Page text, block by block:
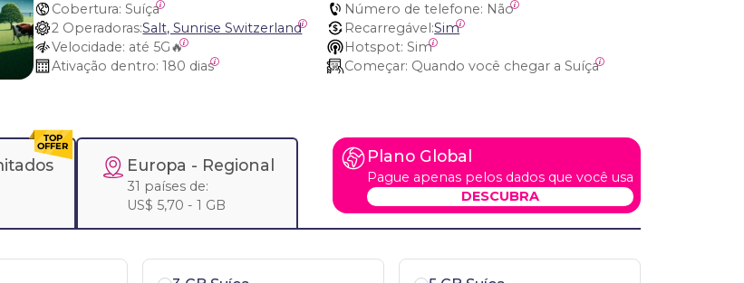
Cobertura: Suíça Número de telefone: Não
2 Operadoras:Salt, Sunrise Switzerland Recarregável:Sim
Velocidade: até 5G🔥 Hotspot: Sim
Ativação dentro: 180 dias Começar: Quando você chegar a Suíça
Europa - Regional
31 países de:
US$ 5,70 - 1 GB
Plano Global
Pague apenas pelos dados que você usa
DESCUBRA